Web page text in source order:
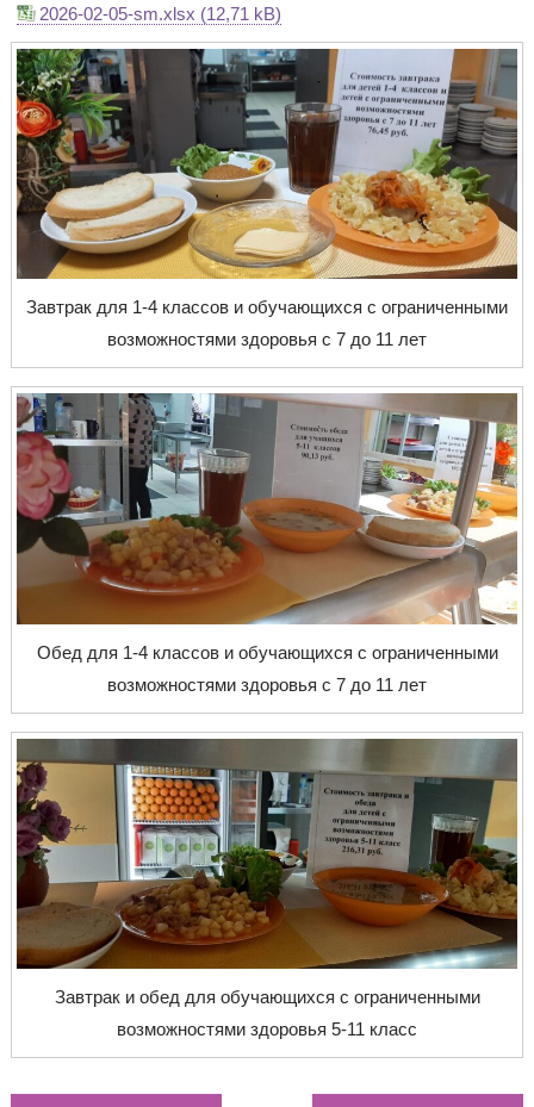
2026-02-05-sm.xlsx
Завтрак для 1-4 классов и обучающихся с ограниченными
возможностями здоровья с 7 до 11 лет
Обед для 1-4 классов и обучающихся с ограниченными
возможностями здоровья с 7 до 11 лет
Завтрак и обед для обучающихся с ограниченными
возможностями здоровья 5-11 класс